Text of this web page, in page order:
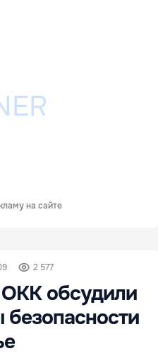
на сайте
2 577
обсудили